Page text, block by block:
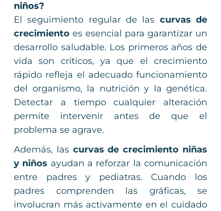
niños?
El seguimiento regular de las curvas de
crecimiento es esencial para garantizar un
desarrollo saludable. Los primeros años de
vida son críticos, ya que el crecimiento
rápido refleja el adecuado funcionamiento
del organismo, la nutrición y la genética.
Detectar a tiempo cualquier alteración
permite intervenir antes de que el
problema se agrave.
Además, las curvas de crecimiento niñas
y niños ayudan a reforzar la comunicación
entre padres y pediatras. Cuando los
padres comprenden las gráficas, se
involucran más activamente en el cuidado